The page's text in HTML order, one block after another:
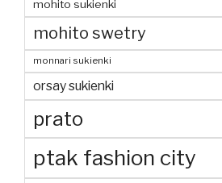
mohito sukienki
mohito swetry
monnari sukienki
orsay sukienki
prato
ptak fashion city